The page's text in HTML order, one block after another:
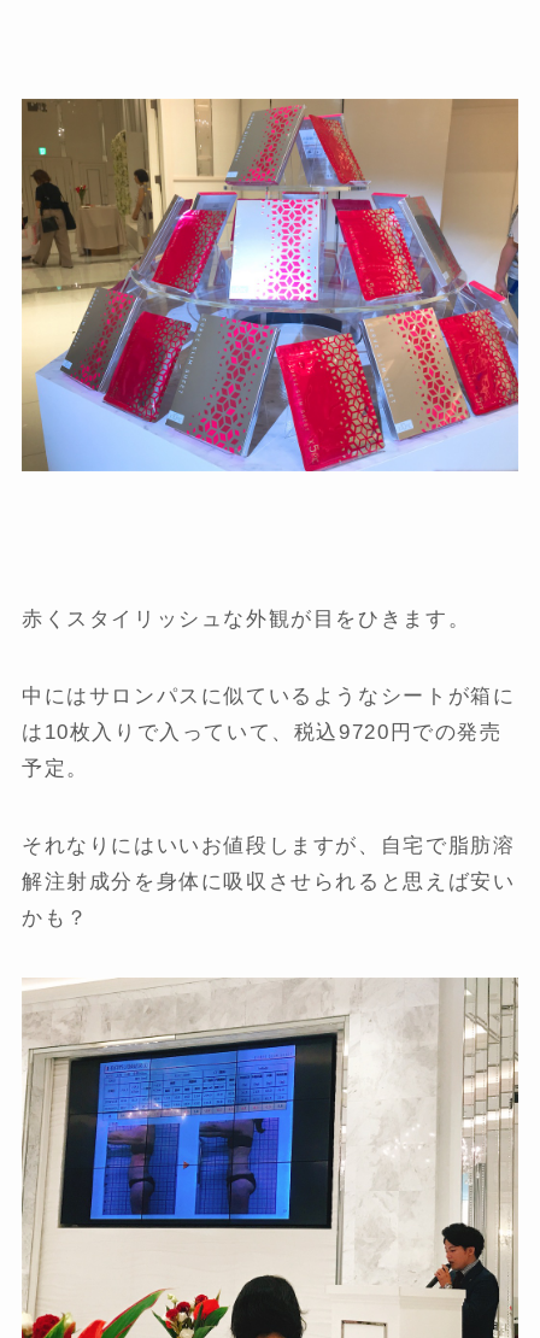
赤くスタイリッシュな外観が目をひきます。
中にはサロンパスに似ているようなシートが箱に
は10枚入りで入っていて、税込9720円での発売
予定。
それなりにはいいお値段しますが、自宅で脂肪溶
解注射成分を身体に吸収させられると思えば安い
かも？